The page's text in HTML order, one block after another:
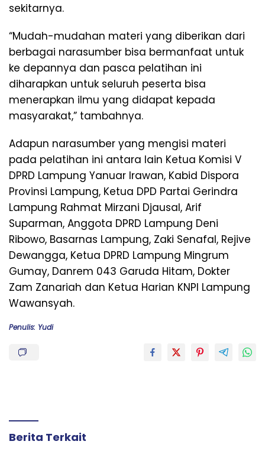
sekitarnya.
“Mudah-mudahan materi yang diberikan dari
berbagai narasumber bisa bermanfaat untuk
ke depannya dan pasca pelatihan ini
diharapkan untuk seluruh peserta bisa
menerapkan ilmu yang didapat kepada
masyarakat,” tambahnya.
Adapun narasumber yang mengisi materi
pada pelatihan ini antara lain Ketua Komisi V
DPRD Lampung Yanuar Irawan, Kabid Dispora
Provinsi Lampung, Ketua DPD Partai Gerindra
Lampung Rahmat Mirzani Djausal, Arif
Suparman, Anggota DPRD Lampung Deni
Ribowo, Basarnas Lampung, Zaki Senafal, Rejive
Dewangga, Ketua DPRD Lampung Mingrum
Gumay, Danrem 043 Garuda Hitam, Dokter
Zam Zanariah dan Ketua Harian KNPI Lampung
Wawansyah.
Penulis: Yudi
Berita Terkait